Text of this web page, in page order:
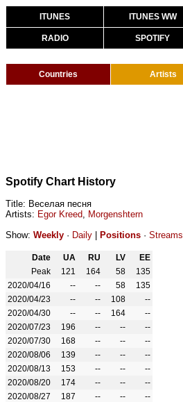
ITUNES ITUNES WW
RADIO SPOTIFY
Countries Artists
Spotify Chart History
Title: Веселая песня
Artists: Egor Kreed, Morgenshtern
Show: Weekly · Daily Positions · Streams
Date UA RU LV
EE
Peak
121 164 58
135
2020/04/16
-- -- 58
135
2020/04/23
-- -- 108
--
2020/04/30
-- -- 164
--
2020/07/23
196 -- --
--
2020/07/30
168 -- --
--
2020/08/06
139 -- --
--
2020/08/13
153 -- --
--
2020/08/20
174 -- --
--
2020/08/27
187 -- --
--